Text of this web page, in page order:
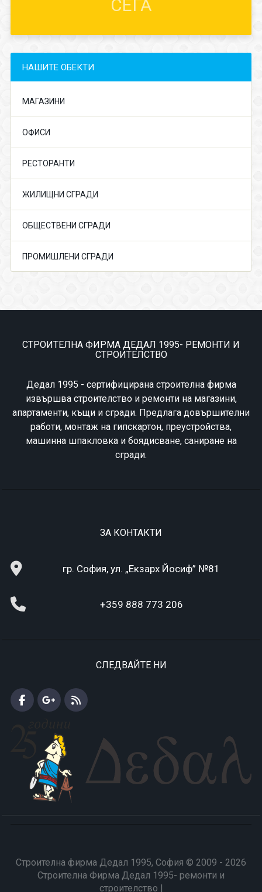
СЕГА
НАШИТЕ ОБЕКТИ
МАГАЗИНИ
ОФИСИ
РЕСТОРАНТИ
ЖИЛИЩНИ СГРАДИ
ОБЩЕСТВЕНИ СГРАДИ
ПРОМИШЛЕНИ СГРАДИ
СТРОИТЕЛНА ФИРМА ДЕДАЛ 1995- РЕМОНТИ И
СТРОИТЕЛСТВО
Дедал 1995 - сертифицирана строителна фирма
извършва строителство и ремонти на магазини,
апартаменти, къщи и сгради. Предлага довършителни
работи, монтаж на гипскартон, преустройства,
машинна шпакловка и боядисване, саниране на
сгради.
ЗА КОНТАКТИ
гр. София, ул. „Екзарх Йосиф” №81
+359 888 773 206
СЛЕДВАЙТЕ НИ
Строителна фирма Дедал 1995, София © 2009 - 2026
Строителна Фирма Дедал 1995- ремонти и
строителство |